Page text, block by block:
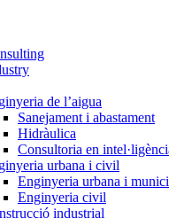
de l’aigua
Sanejament i abastament
Hidràulica
Consultoria en
urbana i civil
Enginyeria urbana i
Enginyeria civil
industrial